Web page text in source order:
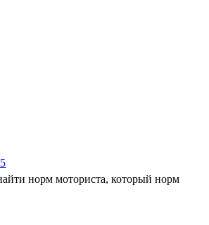
норм моториста, который норм